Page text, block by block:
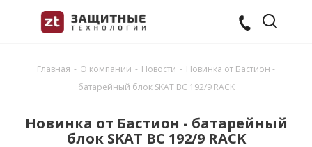
Главная - О компании - Новости - Новинка от Бастион -
батарейный блок SKAT BC 192/9 RACK
Новинка от Бастион - батарейный
блок SKAT BC 192/9 RACK